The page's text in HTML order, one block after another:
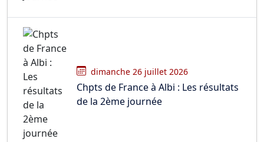
dimanche 26 juillet 2026
Chpts de France à Albi : Les résultats
de la 2ème journée